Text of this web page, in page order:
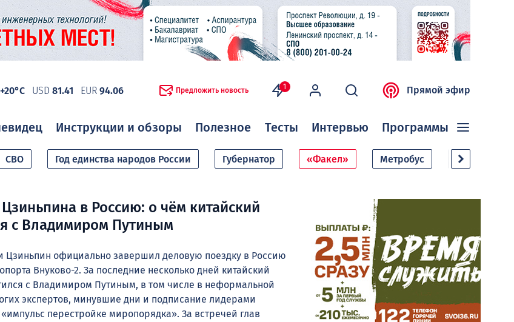
+20°C USD 81.41 EUR 94.06 Предложить новость 1 Прямой эфир
Инструкции и обзоры Полезное Тесты Интервью Программы
СВО Год единства народов России Губернатор «Факел» Метробус Дачный
в Россию: о чём китайский
с Владимиром Путиным
Цзиньпин официально завершил деловую поездку в Россию
Внуково-2. За последние несколько дней китайский
с Владимиром Путиным, в том числе в неформальной
экспертов, минувшие дни и подписание лидерами
перестройке миропорядка». За встречей глав